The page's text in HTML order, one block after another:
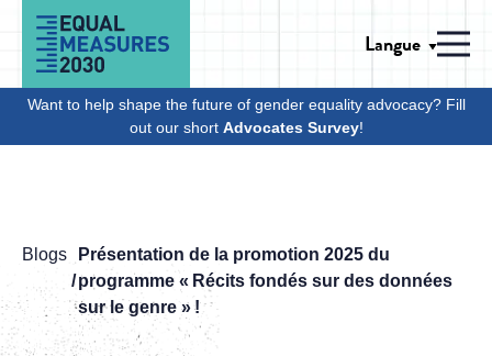
Skip to Content
Langue
Want to help shape the future of gender equality advocacy? Fill
out our short Advocates Survey!
Blogs
Présentation de la promotion 2025 du
programme « Récits fondés sur des données
sur le genre » !